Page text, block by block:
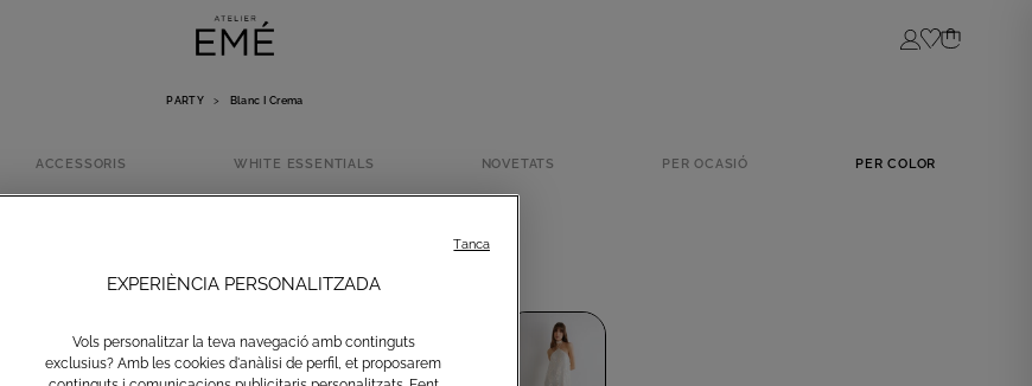
Login
PARTY > Blanc I Crema
ACCESSORIS WHITE ESSENTIALS NOVETATS PER OCASIÓ PER COLOR
BLANC I CREMA
EXPERIÈNCIA PERSONALITZADA
Vols personalitzar la teva navegació amb continguts
exclusius? Amb les cookies d'anàlisi de perfil, et proposarem
Tanca